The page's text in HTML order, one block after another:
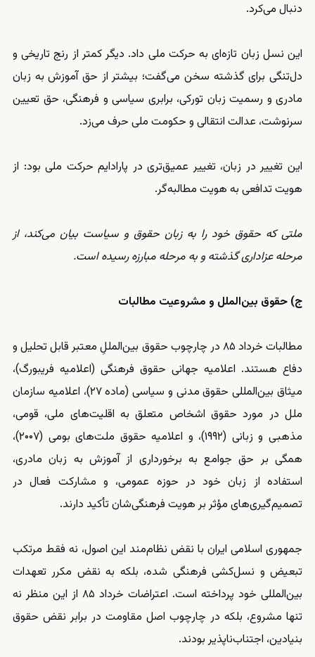
دنبال می‌کرد.
این نسل زبان تازه‌ای به حرکت ملی داد. دیگر کمتر از رنج تاریخی و
دل‌تنگی برای گذشته سخن می‌گفت؛ بیشتر از حق آموزش به زبان
مادری و رسمیت زبان تورکی، برابری سیاسی و فرهنگی، حق تعیین
سرنوشت، عدالت انتقالی و حکومت ملی حرف می‌زد.
این تغییر در زبان، تغییر عمیق‌تری در پارادایم حرکت ملی بود: از
هویت تدافعی به هویت مطالبه‌گر.
ملتی که حقوق خود را به زبان حقوق و سیاست بیان می‌کند، از
مرحله عزاداری گذشته و به مرحله مبارزه رسیده است.
ج) حقوق بین‌الملل و مشروعیت مطالبات
مطالبات خرداد ۸۵ در چارچوب حقوق بین‌المللِ معتبر قابل تحلیل و
دفاع هستند. اعلامیه جهانی حقوق فرهنگی (اعلامیه فریبورگ)،
میثاق بین‌المللی حقوق مدنی و سیاسی (ماده ۲۷)، اعلامیه سازمان
ملل در مورد حقوق اشخاص متعلق به اقلیت‌های ملی، قومی،
مذهبی و زبانی (۱۹۹۲)، و اعلامیه حقوق ملت‌های بومی (۲۰۰۷)،
همگی بر حق جوامع به برخورداری از آموزش به زبان مادری،
استفاده از زبان خود در حوزه عمومی، و مشارکت فعال در
تصمیم‌گیری‌های مؤثر بر هویت فرهنگی‌شان تأکید دارند.
جمهوری اسلامی ایران با نقض نظام‌مند این اصول، نه فقط مرتکب
تبعیض و نسل‌کشی فرهنگی شده، بلکه به نقض مکرر تعهدات
بین‌المللی خود پرداخته است. اعتراضات خرداد ۸۵ از این منظر نه
تنها مشروع، بلکه در چارچوب اصل مقاومت در برابر نقض حقوق
بنیادین، اجتناب‌ناپذیر بودند.